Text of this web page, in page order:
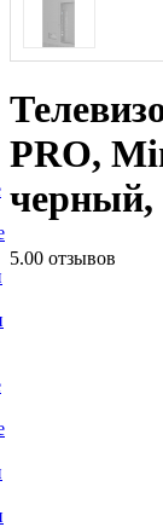
PRO,
черный,
5.00 отзывов